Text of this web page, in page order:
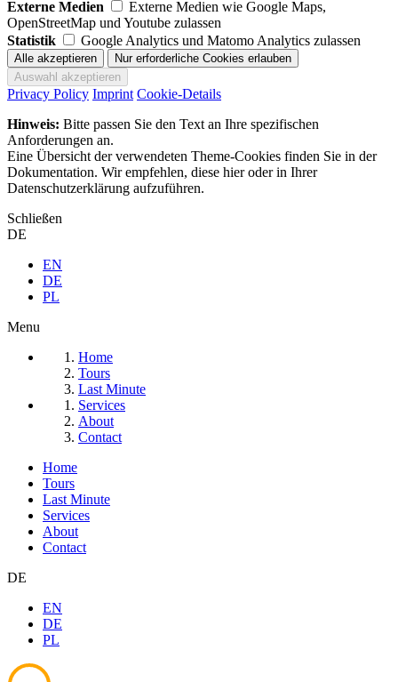
Externe Medien
Externe Medien wie Google Maps,
OpenStreetMap und Youtube zulassen
Statistik
Google Analytics und Matomo Analytics zulassen
Privacy Policy Imprint Cookie-Details
Hinweis: Bitte passen Sie den Text an Ihre spezifischen
Anforderungen an.
Eine Übersicht der verwendeten Theme-Cookies finden Sie in der
Dokumentation. Wir empfehlen, diese hier oder in Ihrer
Datenschutzerklärung aufzuführen.
Schließen
DE
EN
DE
PL
Menu
Home
Tours
Last Minute
Services
About
Contact
Home
Tours
Last Minute
Services
About
Contact
DE
EN
DE
PL